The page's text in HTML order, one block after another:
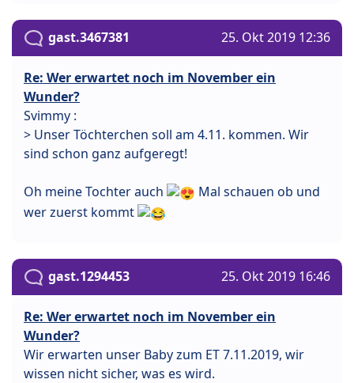
gast.3467381 25. Okt 2019 12:36
Re: Wer erwartet noch im November ein
Wunder?
Svimmy :
> Unser Töchterchen soll am 4.11. kommen. Wir
sind schon ganz aufgeregt!
Oh meine Tochter auch
Mal schauen ob und
wer zuerst kommt
gast.1294453 25. Okt 2019 16:46
Re: Wer erwartet noch im November ein
Wunder?
Wir erwarten unser Baby zum ET 7.11.2019, wir
wissen nicht sicher, was es wird.